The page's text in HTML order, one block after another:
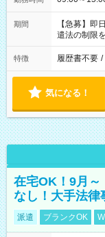
期間
【急募】
遣法の制限
特徴 履歴書不要 /
気になる！
在宅OK！9月～
なし！大手法律
派遣 ブランクOK